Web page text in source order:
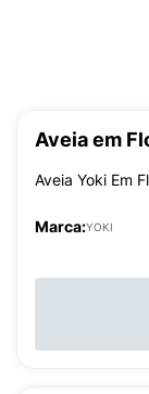
Aveia em
Aveia Yoki Em
Marca:YOKI